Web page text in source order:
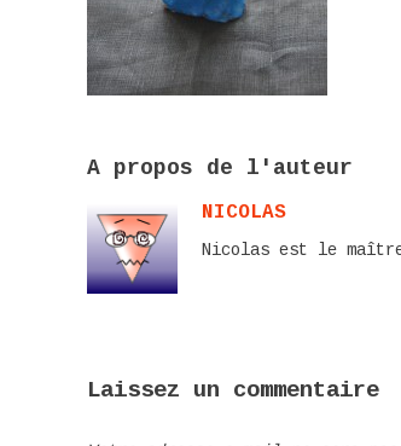
A propos de l'auteur
NICOLAS
Nicolas est le
Laissez un commentaire